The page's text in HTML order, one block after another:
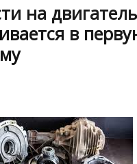
на
в